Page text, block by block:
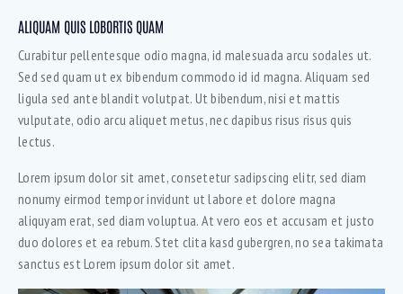
ALIQUAM QUIS LOBORTIS QUAM
Curabitur pellentesque odio magna, id malesuada arcu sodales ut.
Sed sed quam ut ex bibendum commodo id id magna. Aliquam sed
ligula sed ante blandit volutpat. Ut bibendum, nisi et mattis
vulputate, odio arcu aliquet metus, nec dapibus risus risus quis
lectus.
Lorem ipsum dolor sit amet, consetetur sadipscing elitr, sed diam
nonumy eirmod tempor invidunt ut labore et dolore magna
aliquyam erat, sed diam voluptua. At vero eos et accusam et justo
duo dolores et ea rebum. Stet clita kasd gubergren, no sea takimata
sanctus est Lorem ipsum dolor sit amet.